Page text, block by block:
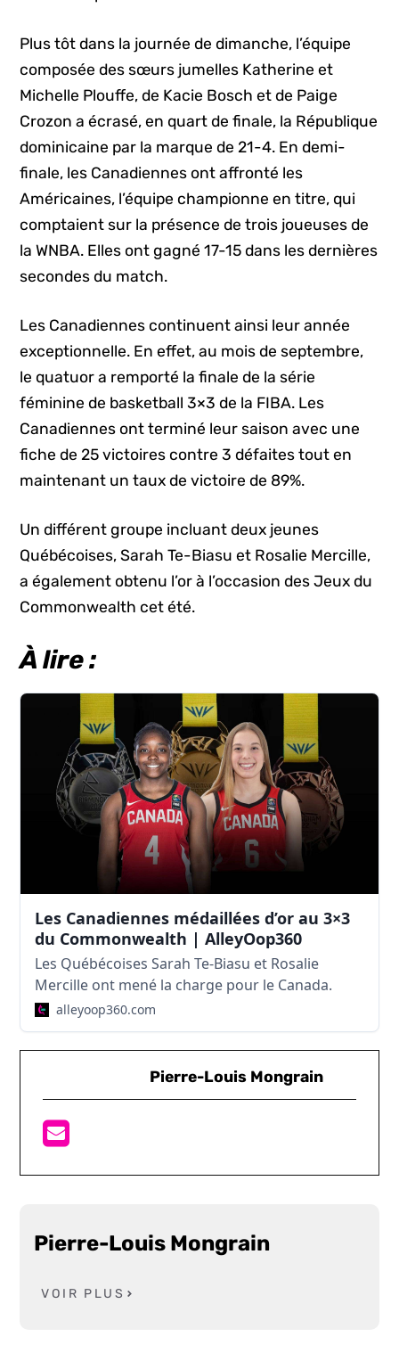
Plus tôt dans la journée de dimanche, l’équipe
composée des sœurs jumelles Katherine et
Michelle Plouffe, de Kacie Bosch et de Paige
Crozon a écrasé, en quart de finale, la République
dominicaine par la marque de 21-4. En demi-
finale, les Canadiennes ont affronté les
Américaines, l’équipe championne en titre, qui
comptaient sur la présence de trois joueuses de
la WNBA. Elles ont gagné 17-15 dans les dernières
secondes du match.
Les Canadiennes continuent ainsi leur année
exceptionnelle. En effet, au mois de septembre,
le quatuor a remporté la finale de la série
féminine de basketball 3×3 de la FIBA. Les
Canadiennes ont terminé leur saison avec une
fiche de 25 victoires contre 3 défaites tout en
maintenant un taux de victoire de 89%.
Un différent groupe incluant deux jeunes
Québécoises, Sarah Te-Biasu et Rosalie Mercille,
a également obtenu l’or à l’occasion des Jeux du
Commonwealth cet été.
À lire :
Les Canadiennes médaillées d’or au 3×3
du Commonwealth | AlleyOop360
Les Québécoises Sarah Te-Biasu et Rosalie
Mercille ont mené la charge pour le Canada.
alleyoop360.com
Pierre-Louis Mongrain
Pierre-Louis Mongrain
VOIR PLUS